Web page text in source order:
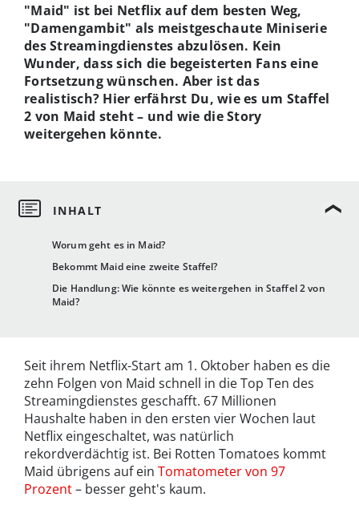
Worum geht es in Maid?
Bekommt Maid eine zweite Staffel?
Die Handlung: Wie könnte es weitergehen in Staffel 2 von
Maid?
"Maid" ist bei Netflix auf dem besten Weg,
"Damengambit" als meistgeschaute Miniserie
des Streamingdienstes abzulösen. Kein
Wunder, dass sich die begeisterten Fans eine
Fortsetzung wünschen. Aber ist das
realistisch? Hier erfährst Du, wie es um Staffel
2 von Maid steht – und wie die Story
weitergehen könnte.
Seit ihrem Netflix-Start am 1. Oktober haben es die
zehn Folgen von Maid schnell in die Top Ten des
Streamingdienstes geschafft. 67 Millionen
Haushalte haben in den ersten vier Wochen laut
Netflix eingeschaltet, was natürlich
rekordverdächtig ist. Bei Rotten Tomatoes kommt
Maid übrigens auf ein Tomatometer von 97
Prozent– besser geht's kaum.